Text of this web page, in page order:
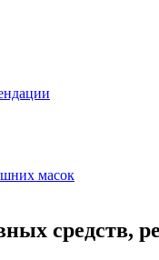
масок
средств,